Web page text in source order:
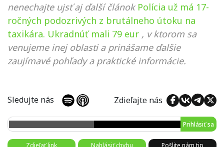
nenechajte ujsť aj ďalší článok Polícia už má 17-
ročných podozrivých z brutálneho útoku na
taxikára. Ukradnúť mali 79 eur , v ktorom sa
venujeme inej oblasti a prinášame ďalšie
zaujímavé pohľady a praktické informácie.
Sledujte nás Zdieľajte nás
Prihlásiť sa